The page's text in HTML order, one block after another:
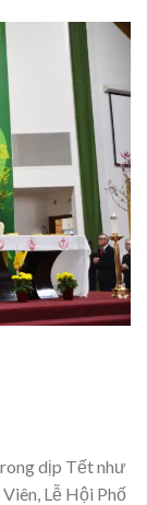
dịp Tết như
Lễ Hội Phố